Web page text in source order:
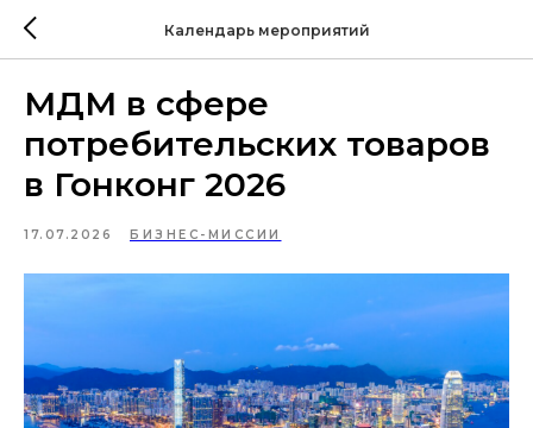
Календарь мероприятий
МДМ в сфере
потребительских товаров
в Гонконг 2026
17.07.2026 БИЗНЕС-МИССИИ